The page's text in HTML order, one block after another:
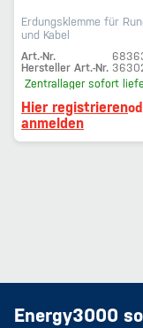
Erdungsklemme für
und Kabel
Art.-Nr.
Hersteller Art.-Nr.
Zentrallager sofort
Hier registrieren
anmelden
Energy3000